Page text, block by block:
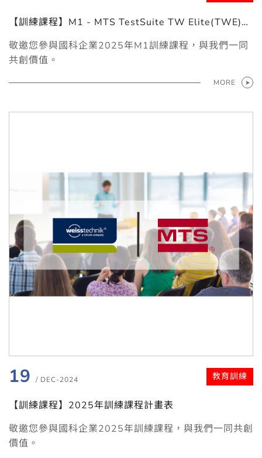
【訓練課程】M1 - MTS TestSuite TW Elite(TWE)
敬邀您參與國科企業2025年M1訓練課程，與我們一同
共創價值。
MORE
19 / DEC-2024 教育訓練
【訓練課程】2025年訓練課程計畫表
敬邀您參與國科企業2025年訓練課程，與我們一同共創
價值。